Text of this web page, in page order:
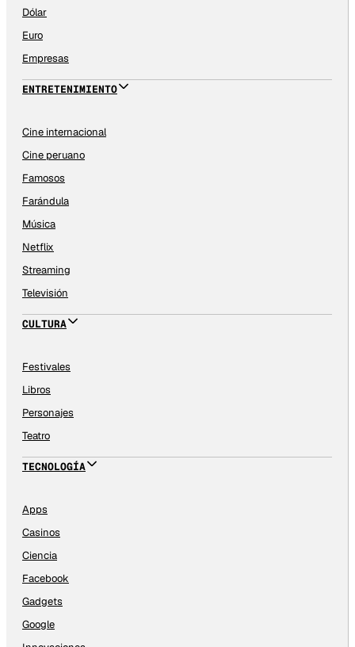
Dólar
Euro
Empresas
ENTRETENIMIENTO
Cine internacional
Cine peruano
Famosos
Farándula
Música
Netflix
Streaming
Televisión
CULTURA
Festivales
Libros
Personajes
Teatro
TECNOLOGÍA
Apps
Casinos
Ciencia
Facebook
Gadgets
Google